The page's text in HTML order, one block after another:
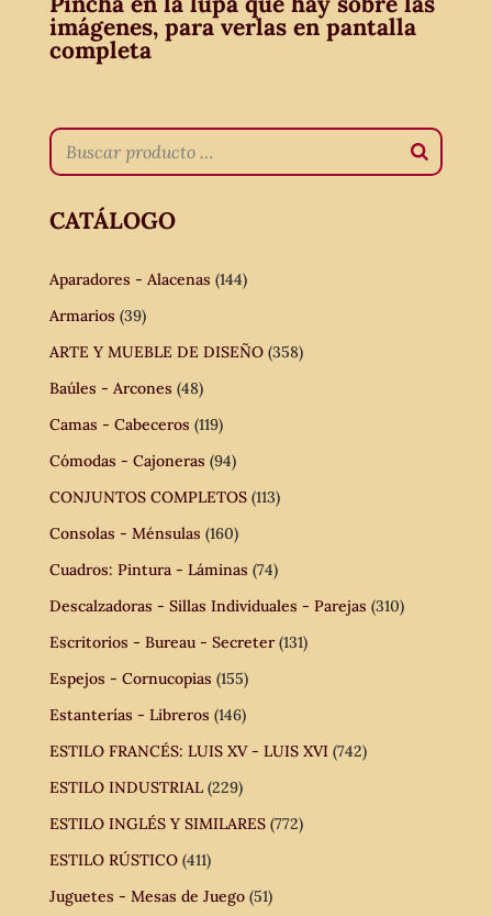
imágenes, para verlas en pantalla
completa
CATÁLOGO
Aparadores - Alacenas (144)
Armarios (39)
ARTE Y MUEBLE DE DISEÑO (358)
Baúles - Arcones (48)
Camas - Cabeceros (119)
Cómodas - Cajoneras (94)
CONJUNTOS COMPLETOS (113)
Consolas - Ménsulas (160)
Cuadros: Pintura - Láminas (74)
Descalzadoras - Sillas Individuales - Parejas (310)
Escritorios - Bureau - Secreter (131)
Espejos - Cornucopias (155)
Estanterías - Libreros (146)
ESTILO FRANCÉS: LUIS XV - LUIS XVI (742)
ESTILO INDUSTRIAL (229)
ESTILO INGLÉS Y SIMILARES (772)
ESTILO RÚSTICO (411)
Juguetes - Mesas de Juego (51)